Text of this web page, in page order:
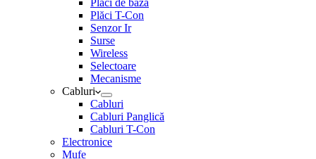
Plăci de bază
Plăci T-Con
Senzor Ir
Surse
Wireless
Selectoare
Mecanisme
Cabluri
Cabluri
Cabluri Panglică
Cabluri T-Con
Electronice
Mufe